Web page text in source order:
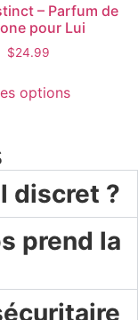
– Parfum de
pour Lui
$24.99
options
discret ?
prend la